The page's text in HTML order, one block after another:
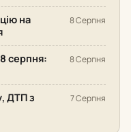
на
8 Серпня
серпня:
8 Серпня
ДТП з
7 Серпня